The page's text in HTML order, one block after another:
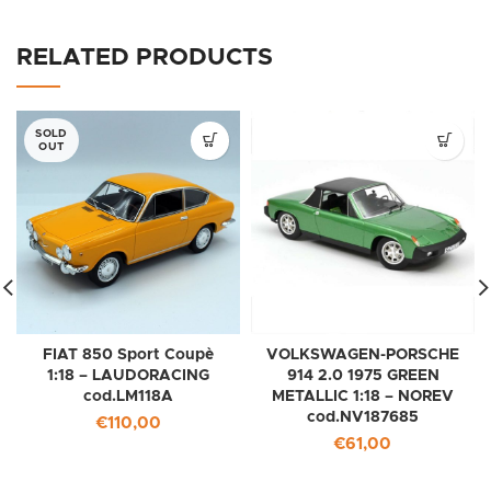
RELATED PRODUCTS
SOLD
OUT
FIAT 850 Sport Coupè
1:18 – LAUDORACING
cod.LM118A
€110,00
VOLKSWAGEN-PORSCHE
914 2.0 1975 GREEN
METALLIC 1:18 – NOREV
cod.NV187685
€61,00